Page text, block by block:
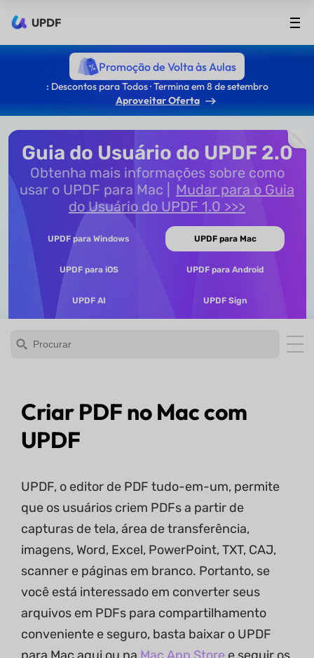
UPDF
Promoção de Volta às Aulas
: Descontos para Todos · Termina em 8 de setembro
Aproveitar Oferta
Guia do Usuário do UPDF 2.0
Obtenha mais informações sobre como
usar o UPDF para Mac
Mudar para o Guia
do Usuário do UPDF 1.0 >>>
UPDF para Windows UPDF para Mac
UPDF para iOS UPDF para Android
UPDF AI UPDF Sign
Criar PDF no Mac com
UPDF
UPDF, o editor de PDF tudo-em-um, permite
que os usuários criem PDFs a partir de
capturas de tela, área de transferência,
imagens, Word, Excel, PowerPoint, TXT, CAJ,
scanner e páginas em branco. Portanto, se
você está interessado em converter seus
arquivos em PDFs para compartilhamento
conveniente e seguro, basta baixar o UPDF